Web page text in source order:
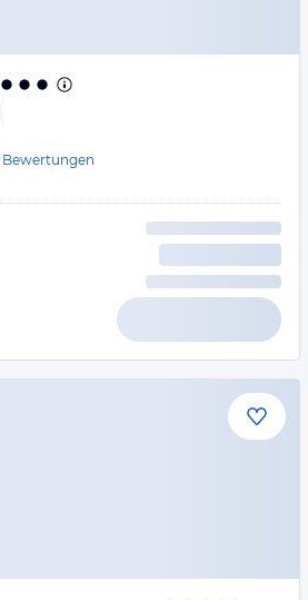
Bewertungen